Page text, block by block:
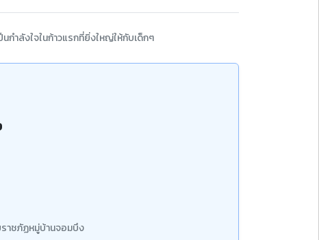
กำลังใจในก้าวแรกที่ยิ่งใหญ่ให้กับเด็กๆ
ราชภัฏหมู่บ้านจอมบึง